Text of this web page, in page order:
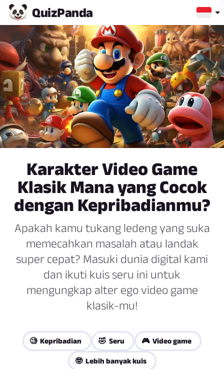
QuizPanda
Karakter Video Game
Klasik Mana yang Cocok
dengan Kepribadianmu?
Apakah kamu tukang ledeng yang suka
memecahkan masalah atau landak
super cepat? Masuki dunia digital kami
dan ikuti kuis seru ini untuk
mengungkap alter ego video game
klasik-mu!
🧐 Kepribadian 🤣 Seru 🎮 Video game
🤓 Lebih banyak kuis